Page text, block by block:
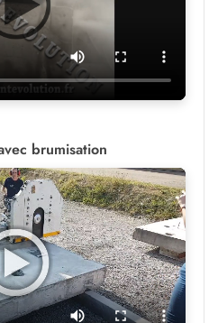
brumisation